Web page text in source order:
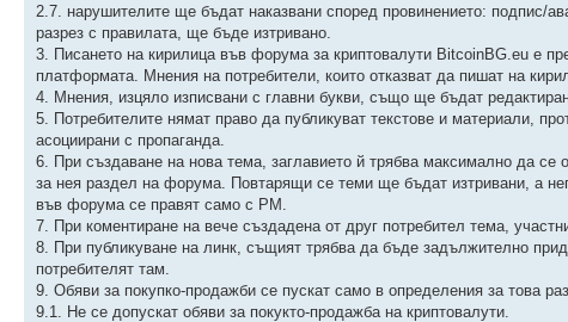
2.7. нарушителите ще бъдат наказвани според провинението: подпис/
разрез с правилата, ще бъде изтривано.
3. Писането на кирилица във форума за криптовалути BitcoinBG.eu е
платформата. Мнения на потребители, които отказват да пишат на
4. Мнения, изцяло изписвани с главни букви, също ще бъдат
5. Потребителите нямат право да публикуват текстове и материали,
асоциирани с пропаганда.
6. При създаване на нова тема, заглавието й трябва максимално да
за нея раздел на форума. Повтарящи се теми ще бъдат изтривани, а
във форума се правят само с PM.
7. При коментиране на вече създадена от друг потребител тема,
8. При публикуване на линк, същият трябва да бъде задължително
потребителят там.
9. Обяви за покупко-продажби се пускат само в определения за това
9.1. Не се допускат обяви за покукто-продажба на криптовалути.